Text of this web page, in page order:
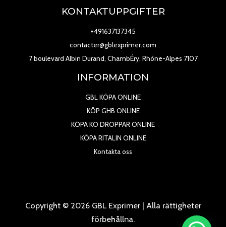
KONTAKTUPPGIFTER
+491637137345
contacter@gblexprimer.com
7 boulevard Albin Durand, ChambÉry, Rhône-Alpes 7107
INFORMATION
GBL KÖPA ONLINE
KÖP GHB ONLINE
KÖPA KO DROPPAR ONLINE
KÖPA RITALIN ONLINE
Kontakta oss
Copyright © 2026 GBL Exprimer | Alla rättigheter
förbehållna.